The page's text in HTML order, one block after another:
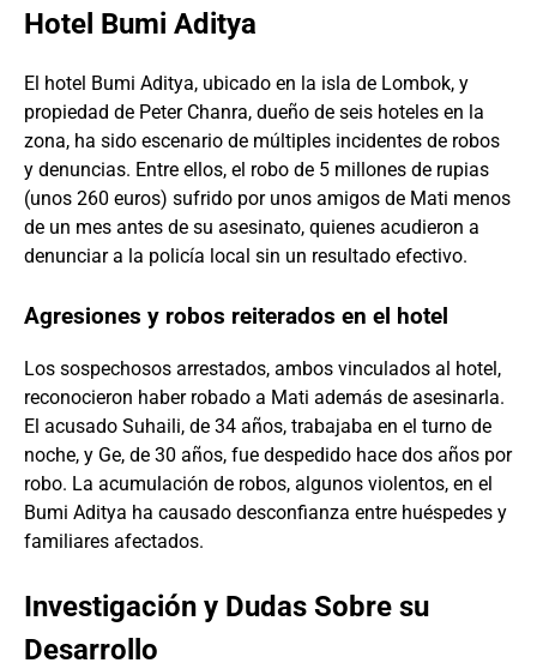
Hotel Bumi Aditya
El hotel Bumi Aditya, ubicado en la isla de Lombok, y
propiedad de Peter Chanra, dueño de seis hoteles en la
zona, ha sido escenario de múltiples incidentes de robos
y denuncias. Entre ellos, el robo de 5 millones de rupias
(unos 260 euros) sufrido por unos amigos de Mati menos
de un mes antes de su asesinato, quienes acudieron a
denunciar a la policía local sin un resultado efectivo.
Agresiones y robos reiterados en el hotel
Los sospechosos arrestados, ambos vinculados al hotel,
reconocieron haber robado a Mati además de asesinarla.
El acusado Suhaili, de 34 años, trabajaba en el turno de
noche, y Ge, de 30 años, fue despedido hace dos años por
robo. La acumulación de robos, algunos violentos, en el
Bumi Aditya ha causado desconfianza entre huéspedes y
familiares afectados.
Investigación y Dudas Sobre su
Desarrollo